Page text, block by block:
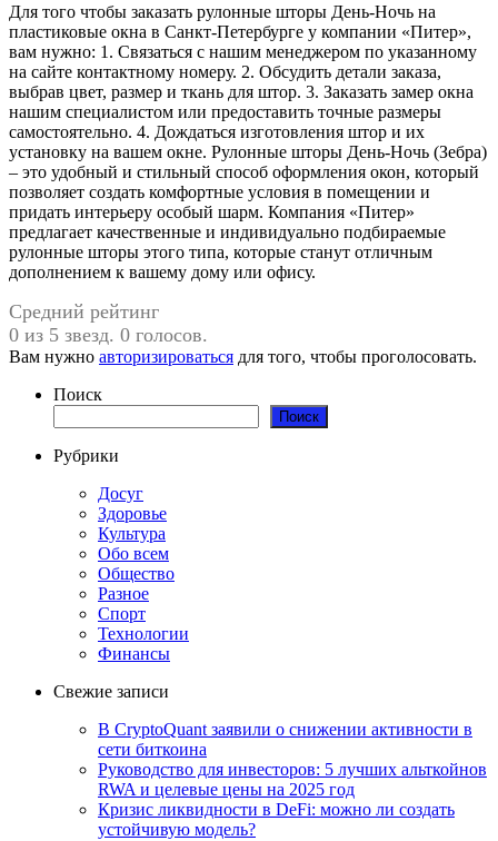
Для того чтобы заказать рулонные шторы День-Ночь на
пластиковые окна в Санкт-Петербурге у компании «Питер»,
вам нужно: 1. Связаться с нашим менеджером по указанному
на сайте контактному номеру. 2. Обсудить детали заказа,
выбрав цвет, размер и ткань для штор. 3. Заказать замер окна
нашим специалистом или предоставить точные размеры
самостоятельно. 4. Дождаться изготовления штор и их
установку на вашем окне. Рулонные шторы День-Ночь (Зебра)
– это удобный и стильный способ оформления окон, который
позволяет создать комфортные условия в помещении и
придать интерьеру особый шарм. Компания «Питер»
предлагает качественные и индивидуально подбираемые
рулонные шторы этого типа, которые станут отличным
дополнением к вашему дому или офису.
Средний рейтинг
0 из 5 звезд. 0 голосов.
Вам нужно авторизироваться для того, чтобы проголосовать.
Поиск
Поиск
Рубрики
Досуг
Здоровье
Культура
Обо всем
Общество
Разное
Спорт
Технологии
Финансы
Свежие записи
В CryptoQuant заявили о снижении активности в
сети биткоина
Руководство для инвесторов: 5 лучших альткойнов
RWA и целевые цены на 2025 год
Кризис ликвидности в DeFi: можно ли создать
устойчивую модель?